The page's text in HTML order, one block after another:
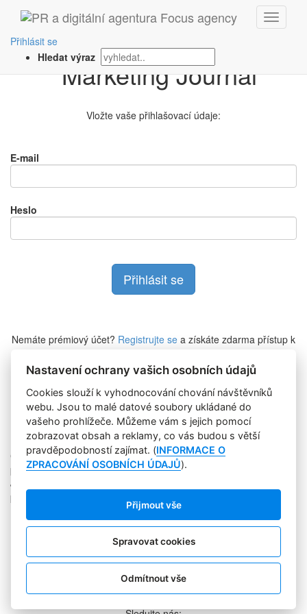
Přihlásit se
Hledat výrazPřihlášení na
Vložte vaše přihlašovací údaje:
E-mail
Heslo
Nemáte prémiový účet? Registrujte se a získáte zdarma přístup k
Zapomněli jste heslo?
Copyright © 2004-2020 Focus Agency, s.r.o. Plné znění licenčních
podmínek. ISSN 1803-957X
Jakékoliv publikování, přebírání nebo šíření obsahu je bez
písemného souhlasu Focus Agency, s.r.o. zakázáno.
RSS 1
Štítky
Zpracování osobních údajů
Kontakt
PR AGENTURA
COOKIES
Nastavení ochrany vašich osobních údajů
Cookies slouží k vyhodnocování chování návštěvníků
webu. Jsou to malé datové soubory ukládané do
vašeho prohlížeče. Můžeme vám s jejich pomocí
zobrazovat obsah a reklamy, co vás budou s větší
pravděpodobností zajímat. (INFORMACE O
ZPRACOVÁNÍ OSOBNÍCH ÚDAJŮ).
Přijmout vše
Spravovat cookies
Odmítnout vše